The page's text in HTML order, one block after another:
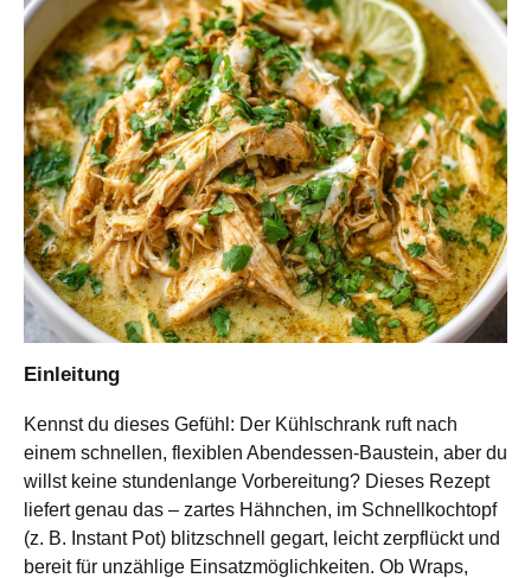
Einleitung
Kennst du dieses Gefühl: Der Kühlschrank ruft nach
einem schnellen, flexiblen Abendessen-Baustein, aber du
willst keine stundenlange Vorbereitung? Dieses Rezept
liefert genau das – zartes Hähnchen, im Schnellkochtopf
(z. B. Instant Pot) blitzschnell gegart, leicht zerpflückt und
bereit für unzählige Einsatzmöglichkeiten. Ob Wraps,